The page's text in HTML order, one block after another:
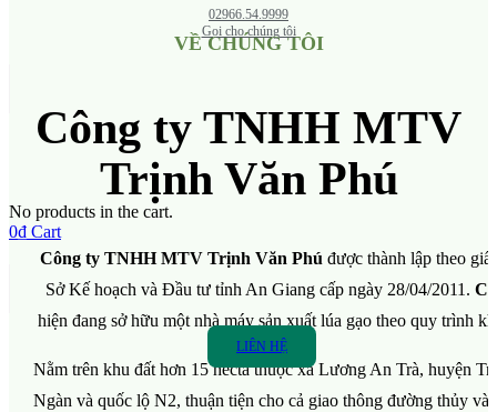
02966.54.9999
Gọi cho chúng tôi
No products in the cart.
0₫ Cart
LIÊN HỆ
VỀ CHÚNG TÔI
Công ty TNHH MTV
Trịnh Văn Phú
Công ty TNHH MTV Trịnh Văn Phú được thành lập theo
Sở Kế hoạch và Đầu tư tỉnh An Giang cấp ngày 28/04/2011.
hiện đang sở hữu một nhà máy sản xuất lúa gạo theo quy trình
Nằm trên khu đất hơn 15 hecta thuộc xã Lương An Trà, huyện
Ngàn và quốc lộ N2, thuận tiện cho cả giao thông đường thủy